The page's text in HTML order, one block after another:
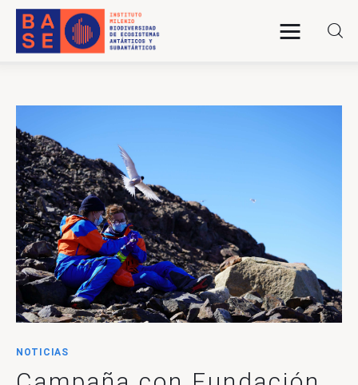
SOMOS
INVESTIGACIÓN
PUBLICACIONES
COLABORACIÓN
COMUNICACIONES
CONTACTO
NOTICIAS